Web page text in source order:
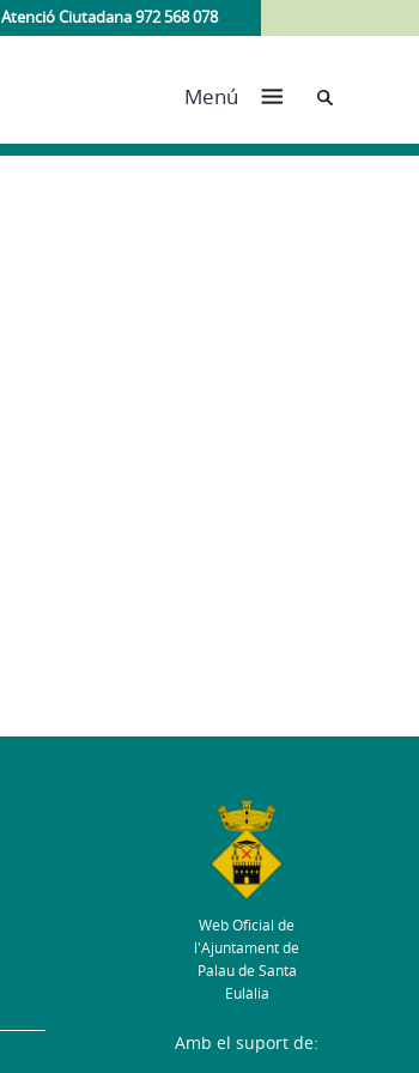
Atenció Ciutadana 972 568 078
Menú Cerca
Web Oficial de
l'Ajuntament de
Palau de Santa
Eulàlia
Amb el suport de: